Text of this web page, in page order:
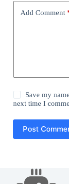
Add Comment
Save my
next time I
Post